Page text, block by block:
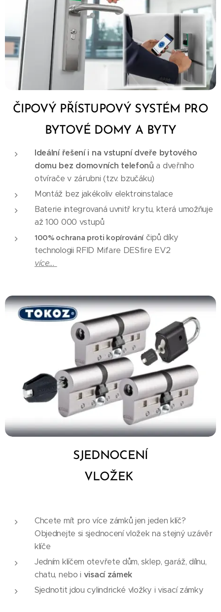
ČIPOVÝ PŘÍSTUPOVÝ SYSTÉM PRO
BYTOVÉ DOMY A BYTY
Ideální řešení i na vstupní dveře bytového
domu bez domovních telefonů a dveřního
otvírače v zárubni (tzv. bzučáku)
Montáž bez jakékoliv elektroinstalace
Baterie integrovaná uvnitř krytu, která umožňuje
až 100 000 vstupů
100% ochrana proti kopírováníčipů díky
technologii RFID Mifare DESfire EV2
více...
SJEDNOCENÍ
VLOŽEK
Chcete mít pro více zámků jen jeden klíč?
Objednejte si sjednocení vložek na stejný uzávěr
klíče
Jedním klíčem otevřete dům, sklep, garáž, dílnu,
chatu, nebo i visací zámek
Sjednotit jdou cylindrické vložky i visací zámky